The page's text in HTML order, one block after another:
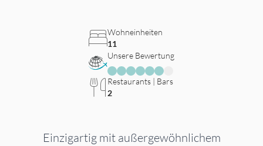
Wohneinheiten
11
Unsere Bewertung
Restaurants | Bars
2
Einzigartig mit außergewöhnlichem